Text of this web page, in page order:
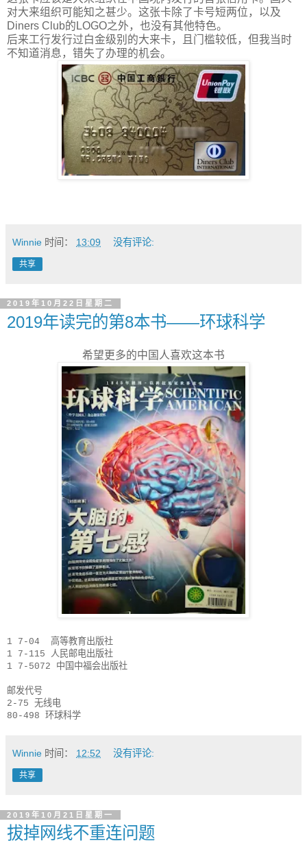
对大来组织可能知之甚少。这张卡除了卡号短两位，以及
Diners Club的LOGO之外，也没有其他特色。
后来工行发行过白金级别的大来卡，且门槛较低，但我当时
不知道消息，错失了办理的机会。
Winnie 时间： 13:09 没有评论:
共享
2019年10月22日星期二
2019年读完的第8本书——环球科学
希望更多的中国人喜欢这本书
1 7-04 高等教育出版社
1 7-115 人民邮电出版社
1 7-5072 中国中福会出版社
邮发代号
2-75 无线电
80-498 环球科学
Winnie 时间： 12:52 没有评论:
共享
2019年10月21日星期一
拔掉网线不重连问题